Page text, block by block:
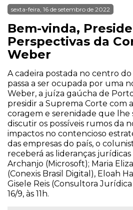
sexta-feira, 16 de setembro de 2022
Bem-vinda,
Perspectivas da
Weber
A cadeira postada no centro
passa a ser ocupada por uma
Weber, a juíza gaúcha de
presidir a Suprema Corte com
coragem e serenidade que lhe
discutir os possíveis rumos da
impactos no contencioso
das empresas do país, o
receberá as lideranças
Archanjo (Microsoft); Maria
(Conexis Brasil Digital), Eloah
Gisele Reis (Consultora
16/9, às 11h.